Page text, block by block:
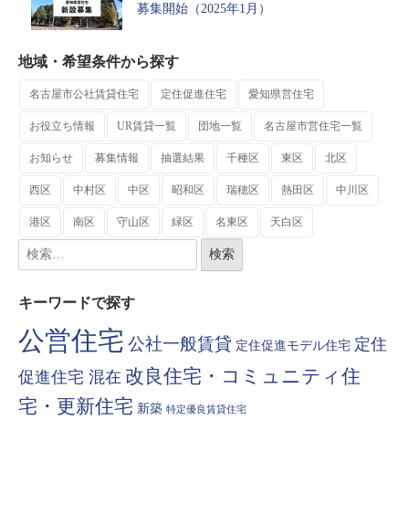
募集開始（2025年1月）
地域・希望条件から探す
名古屋市公社賃貸住宅 定住促進住宅 愛知県営住宅
お役立ち情報 UR賃貸一覧 団地一覧 名古屋市営住宅一覧
お知らせ 募集情報 抽選結果 千種区 東区 北区
西区 中村区 中区 昭和区 瑞穂区 熱田区 中川区
港区 南区 守山区 緑区 名東区 天白区
キーワードで探す
公営住宅 公社一般賃貸 定住促進モデル住宅 定住
促進住宅 混在 改良住宅・コミュニティ住
宅・更新住宅 新築 特定優良賃貸住宅